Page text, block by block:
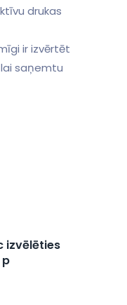
drukas
ir izvērtēt
saņemtu
izvēlēties